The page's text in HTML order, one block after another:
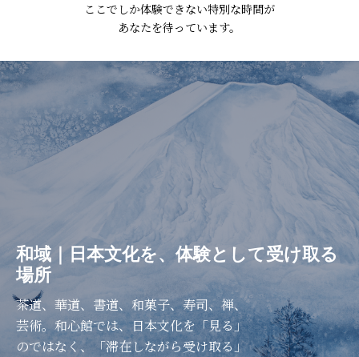
ここでしか体験できない特別な時間が
あなたを待っています。
和域｜日本文化を、体験として受け取る
場所
茶道、華道、書道、和菓子、寿司、禅、
芸術。和心館では、日本文化を「見る」
のではなく、「滞在しながら受け取る」